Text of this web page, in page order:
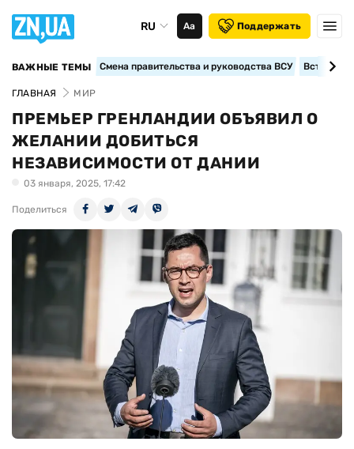
RU Аа Поддержать
ВАЖНЫЕ ТЕМЫ Смена правительства и руководства ВСУ
ГЛАВНАЯ МИР
ПРЕМЬЕР ГРЕНЛАНДИИ ОБЪЯВИЛ О
ЖЕЛАНИИ ДОБИТЬСЯ
НЕЗАВИСИМОСТИ ОТ ДАНИИ
03 января, 2025, 17:42
Поделиться